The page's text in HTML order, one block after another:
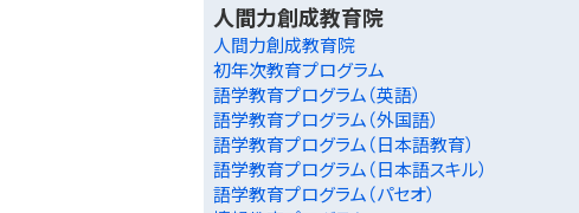
人間力創成教育院
人間力創成教育院
初年次教育プログラム
語学教育プログラム（英語）
語学教育プログラム（外国語）
語学教育プログラム（日本語教育）
語学教育プログラム（日本語スキル）
語学教育プログラム（パセオ）